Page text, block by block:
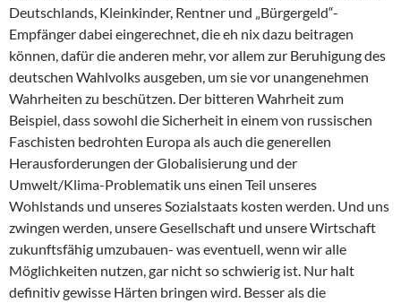
Deutschlands, Kleinkinder, Rentner und „Bürgergeld“-
Empfänger dabei eingerechnet, die eh nix dazu beitragen
können, dafür die anderen mehr, vor allem zur Beruhigung des
deutschen Wahlvolks ausgeben, um sie vor unangenehmen
Wahrheiten zu beschützen. Der bitteren Wahrheit zum
Beispiel, dass sowohl die Sicherheit in einem von russischen
Faschisten bedrohten Europa als auch die generellen
Herausforderungen der Globalisierung und der
Umwelt/Klima-Problematik uns einen Teil unseres
Wohlstands und unseres Sozialstaats kosten werden. Und uns
zwingen werden, unsere Gesellschaft und unsere Wirtschaft
zukunftsfähig umzubauen- was eventuell, wenn wir alle
Möglichkeiten nutzen, gar nicht so schwierig ist. Nur halt
definitiv gewisse Härten bringen wird. Besser als die